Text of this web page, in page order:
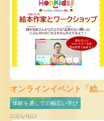
オンラインイベント「絵...
体験を通しての幅広い学び
2024/11/28